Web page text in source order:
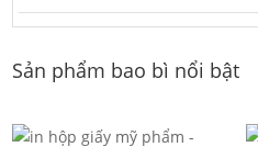
Sản phẩm bao bì nổi bật